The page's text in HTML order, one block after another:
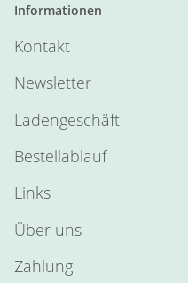
Informationen
Kontakt
Newsletter
Ladengeschäft
Bestellablauf
Links
Über uns
Zahlung